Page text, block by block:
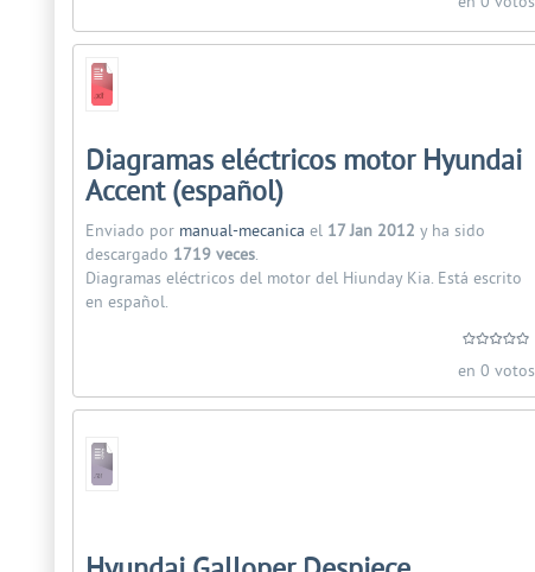
Diagramas eléctricos motor Hyundai
Accent (español)
Enviado por manual-mecanica el 17 Jan 2012 y ha sido
descargado 1719 veces.
Diagramas eléctricos del motor del Hiunday Kia. Está escrito
en español.
en 0 votos